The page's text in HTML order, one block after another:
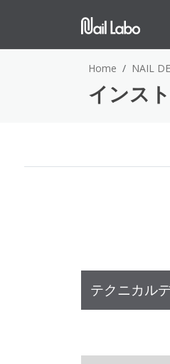
Home NAIL
インス
テクニカル